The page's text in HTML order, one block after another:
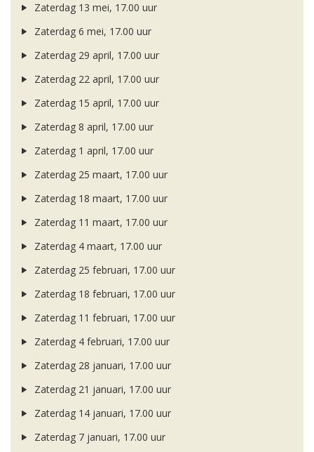
Zaterdag 13 mei, 17.00 uur
Zaterdag 6 mei, 17.00 uur
Zaterdag 29 april, 17.00 uur
Zaterdag 22 april, 17.00 uur
Zaterdag 15 april, 17.00 uur
Zaterdag 8 april, 17.00 uur
Zaterdag 1 april, 17.00 uur
Zaterdag 25 maart, 17.00 uur
Zaterdag 18 maart, 17.00 uur
Zaterdag 11 maart, 17.00 uur
Zaterdag 4 maart, 17.00 uur
Zaterdag 25 februari, 17.00 uur
Zaterdag 18 februari, 17.00 uur
Zaterdag 11 februari, 17.00 uur
Zaterdag 4 februari, 17.00 uur
Zaterdag 28 januari, 17.00 uur
Zaterdag 21 januari, 17.00 uur
Zaterdag 14 januari, 17.00 uur
Zaterdag 7 januari, 17.00 uur